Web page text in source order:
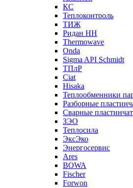
КС
Теплоконтроль
ТИЖ
Ридан НН
Thermowave
Onda
Sigma API Schmidt
ТПлР
Ciat
Hisaka
Теплообменники
Разборные
Сварные
ЗЭО
Теплосила
ЭксЭко
Энергосервис
Ares
BOWA
Fischer
Forwon